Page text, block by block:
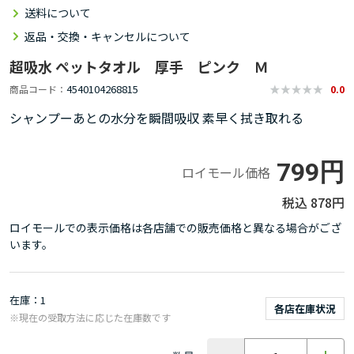
送料について
返品・交換・キャンセルについて
超吸水 ペットタオル 厚手 ピンク Ｍ
商品コード 4540104268815 0.0
シャンプーあとの水分を瞬間吸収 素早く拭き取れる
ロイモール価格 799円
878円
ロイモールでの表示価格は各店舗での販売価格と異なる場合がござ
います。
在庫 1
各店在庫状況
※現在の受取方法に応じた在庫数です